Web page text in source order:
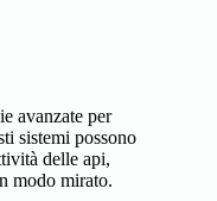
avanzate per
sistemi possono
delle api,
modo mirato.